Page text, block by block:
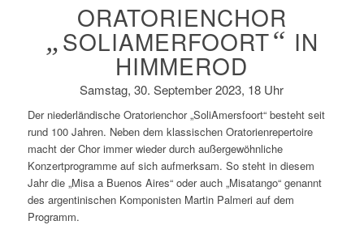
ORATORIENCHOR
„SOLIAMERFOORT“ IN
HIMMEROD
Samstag, 30. September 2023, 18 Uhr
Der niederländische Oratorienchor „SoliAmersfoort“ besteht seit
rund 100 Jahren. Neben dem klassischen Oratorienrepertoire
macht der Chor immer wieder durch außergewöhnliche
Konzertprogramme auf sich aufmerksam. So steht in diesem
Jahr die „Misa a Buenos Aires“ oder auch „Misatango“ genannt
des argentinischen Komponisten Martin Palmeri auf dem
Programm.